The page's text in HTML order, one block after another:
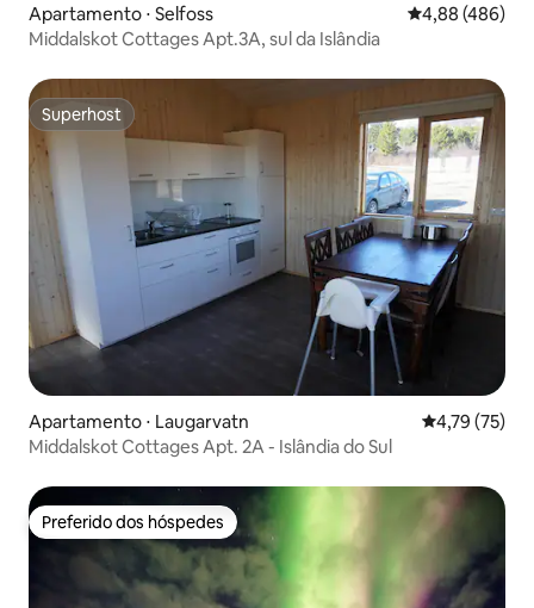
Apartamento ⋅ Selfoss 4,88 de uma
4,88 (486)
Middalskot Cottages Apt.3A, sul da Islândia
Superhost
Superhost
Apartamento ⋅ Laugarvatn 4,79 de uma
4,79 (75)
Middalskot Cottages Apt. 2A - Islândia do Sul
Preferido dos hóspedes
Preferido dos hóspedes